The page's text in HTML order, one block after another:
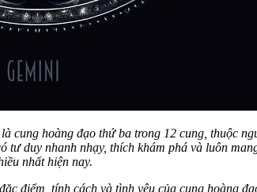
cung hoàng đạo thứ ba trong 12 cung, thuộc
tư duy nhanh nhạy, thích khám phá và luôn
nhất hiện nay.
điểm, tính cách và tình yêu của cung hoàng